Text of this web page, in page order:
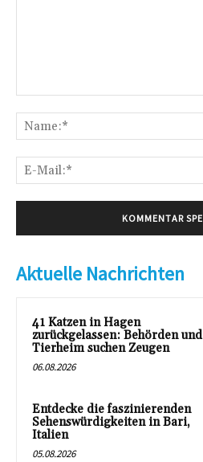
Aktuelle Nachrichten
41 Katzen in Hagen
zurückgelassen: Behörden und
Tierheim suchen Zeugen
06.08.2026
Entdecke die faszinierenden
Sehenswürdigkeiten in Bari,
Italien
05.08.2026